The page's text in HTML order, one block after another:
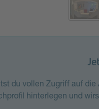
du vollen Zugriff auf
hinterlegen und